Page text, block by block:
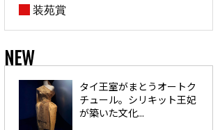
装苑賞
NEW
タイ王室がまとうオートク
チュール。シリキット王妃
が築いた文化...